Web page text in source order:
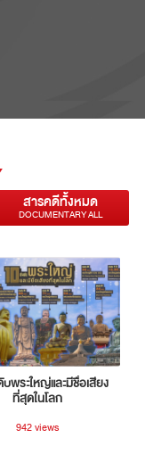
สารคดีทั้งหมด
DOCUMENTARY ALL
พระใหญ่และมีชื่อเสียง
ที่สุดในโลก
942 views